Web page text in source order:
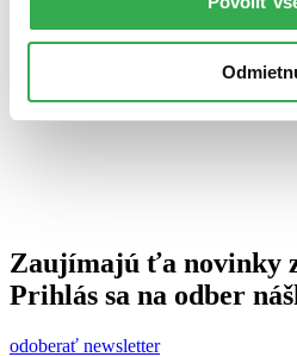
Zaujímajú ťa novinky
Prihlás sa na odber
odoberať newsletter